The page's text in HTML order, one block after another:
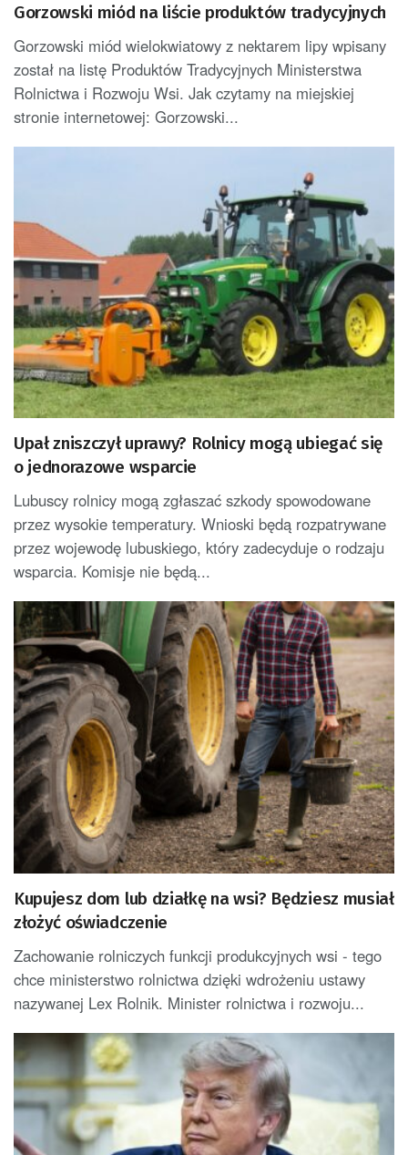
Gorzowski miód na liście produktów tradycyjnych
Gorzowski miód wielokwiatowy z nektarem lipy wpisany
został na listę Produktów Tradycyjnych Ministerstwa
Rolnictwa i Rozwoju Wsi. Jak czytamy na miejskiej
stronie internetowej: Gorzowski...
Upał zniszczył uprawy? Rolnicy mogą ubiegać się
o jednorazowe wsparcie
Lubuscy rolnicy mogą zgłaszać szkody spowodowane
przez wysokie temperatury. Wnioski będą rozpatrywane
przez wojewodę lubuskiego, który zadecyduje o rodzaju
wsparcia. Komisje nie będą...
Kupujesz dom lub działkę na wsi? Będziesz musiał
złożyć oświadczenie
Zachowanie rolniczych funkcji produkcyjnych wsi - tego
chce ministerstwo rolnictwa dzięki wdrożeniu ustawy
nazywanej Lex Rolnik. Minister rolnictwa i rozwoju...